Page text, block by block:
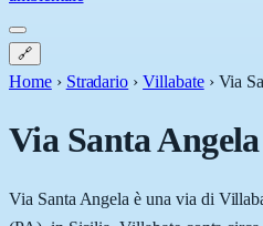
🔗
Home › Stradario › Villabate › Via
Via Santa Angela
Via Santa Angela è una via di